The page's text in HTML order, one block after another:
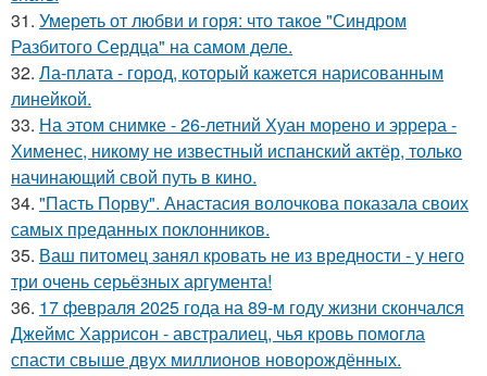
31. Умереть от любви и горя: что такое "Синдром
Разбитого Сердца" на самом деле.
32. Ла-плата - город, который кажется нарисованным
линейкой.
33. На этом снимке - 26-летний Хуан морено и эррера -
Хименес, никому не известный испанский актёр, только
начинающий свой путь в кино.
34. "Пасть Порву". Анастасия волочкова показала своих
самых преданных поклонников.
35. Ваш питомец занял кровать не из вредности - у него
три очень серьёзных аргумента!
36. 17 февраля 2025 года на 89-м году жизни скончался
Джеймс Харрисон - австралиец, чья кровь помогла
спасти свыше двух миллионов новорождённых.